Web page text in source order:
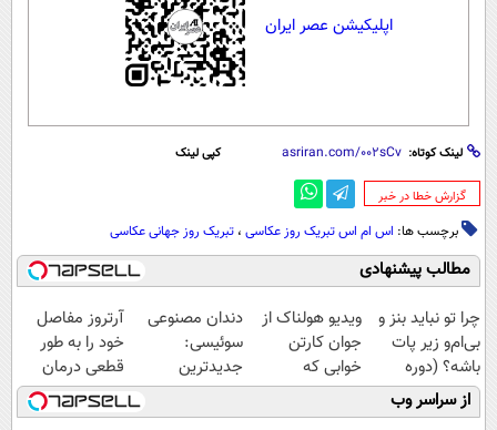
اپلیکیشن عصر ایران
لینک کوتاه: کپی لینک
‌گزارش خطا در خبر
برچسب ها: اس ام اس تبریک روز عکاسی ، تبریک روز جهانی عکاسی
مطالب پیشنهادی
چرا تو نباید بنز و
بی‌ام‌و زیر پات
باشه؟ (دوره
رایگان درآمد
میلیاردی)
ویدیو هولناک از
جوان کارتن
خوابی که
میلیاردر شد.
آموزش رایگان
دندان مصنوعی
سوئیسی:
جدیدترین
فناوری اروپا،
سبک و مقاوم |
آرتروز مفاصل
خود را به طور
قطعی درمان
کنید!
◗پرسش‌نامه◖
از سراسر وب